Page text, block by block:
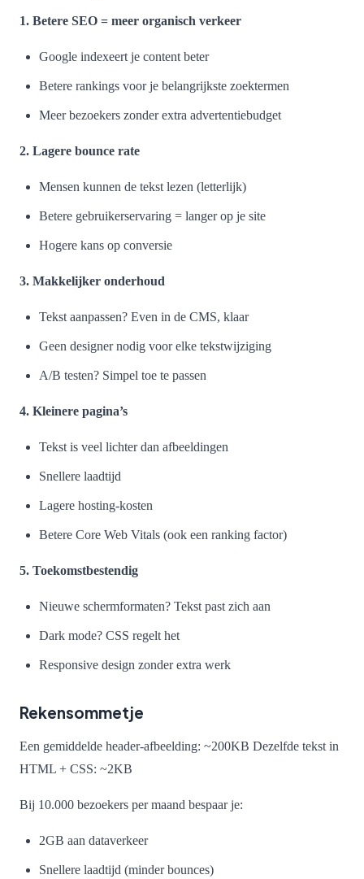
1. Betere SEO = meer organisch verkeer
Google indexeert je content beter
Betere rankings voor je belangrijkste zoektermen
Meer bezoekers zonder extra advertentiebudget
2. Lagere bounce rate
Mensen kunnen de tekst lezen (letterlijk)
Betere gebruikerservaring = langer op je site
Hogere kans op conversie
3. Makkelijker onderhoud
Tekst aanpassen? Even in de CMS, klaar
Geen designer nodig voor elke tekstwijziging
A/B testen? Simpel toe te passen
4. Kleinere pagina’s
Tekst is veel lichter dan afbeeldingen
Snellere laadtijd
Lagere hosting-kosten
Betere Core Web Vitals (ook een ranking factor)
5. Toekomstbestendig
Nieuwe schermformaten? Tekst past zich aan
Dark mode? CSS regelt het
Responsive design zonder extra werk
Rekensommetje
Een gemiddelde header-afbeelding: ~200KB Dezelfde tekst in
HTML + CSS: ~2KB
Bij 10.000 bezoekers per maand bespaar je:
2GB aan dataverkeer
Snellere laadtijd (minder bounces)